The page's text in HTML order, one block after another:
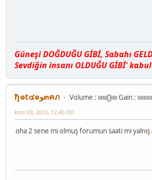
Güneşi DOĞDUĞU GİBİ, Sαbαhı
Sevdiğin insαnı OLDUĞU GİBİ'
ђ๏t๔๏ﻮ๓คภ
Volume : ıııııı[]ıııı Gain :
Ksm 02, 2012, 12:40 ÖÖ
oha 2 sene mi olmuş forumun saati mi yalnış